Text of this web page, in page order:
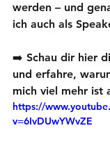
werden – und
ich auch als
➡️ Schau dir hier
und erfahre,
mich viel mehr ist
https://
v=6IvDUwYWvZE